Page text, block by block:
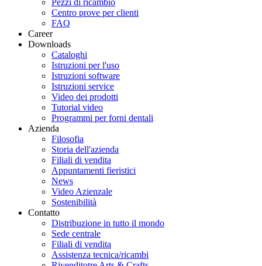
Pezzi di ricambio
Centro prove per clienti
FAQ
Career
Downloads
Cataloghi
Istruzioni per l'uso
Istruzioni software
Istruzioni service
Video dei prodotti
Tutorial video
Programmi per forni dentali
Azienda
Filosofia
Storia dell'azienda
Filiali di vendita
Appuntamenti fieristici
News
Video Azienzale
Sostenibilità
Contatto
Distribuzione in tutto il mondo
Sede centrale
Filiali di vendita
Assistenza tecnica/ricambi